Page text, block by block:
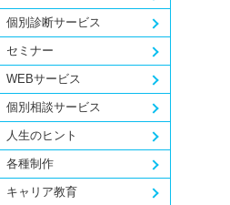
個別診断サービス
セミナー
WEBサービス
個別相談サービス
人生のヒント
各種制作
キャリア教育